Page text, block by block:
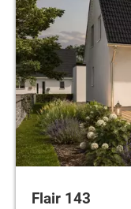
Flair 143